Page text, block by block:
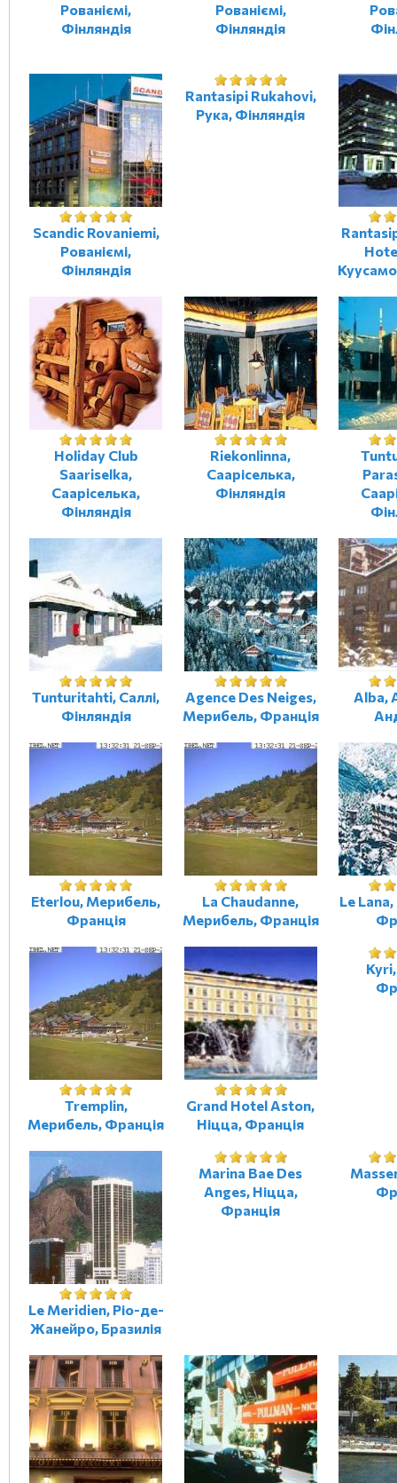
Рованіємі,
Фінляндія
Рованіємі,
Фінляндія
Scandiс Rovaniemi,
Рованіємі,
Фінляндія
Rantasipi Rukahovi,
Рука, Фінляндія
Holiday Club
Saariselka,
Сааріселька,
Фінляндія
Riekonlinna,
Сааріселька,
Фінляндія
Tunturitahti, Саллі,
Фінляндія
Agence Des Neiges,
Мерибель, Франція
Alba,
Eterlou, Мерибель,
Франція
La Chaudanne,
Мерибель, Франція
Le
Tremplin,
Мерибель, Франція
Grand Hotel Aston,
Ніцца, Франція
Le Meridien, Ріо-де-
Жанейро, Бразилія
Marina Bae Des
Anges, Ніцца,
Франція